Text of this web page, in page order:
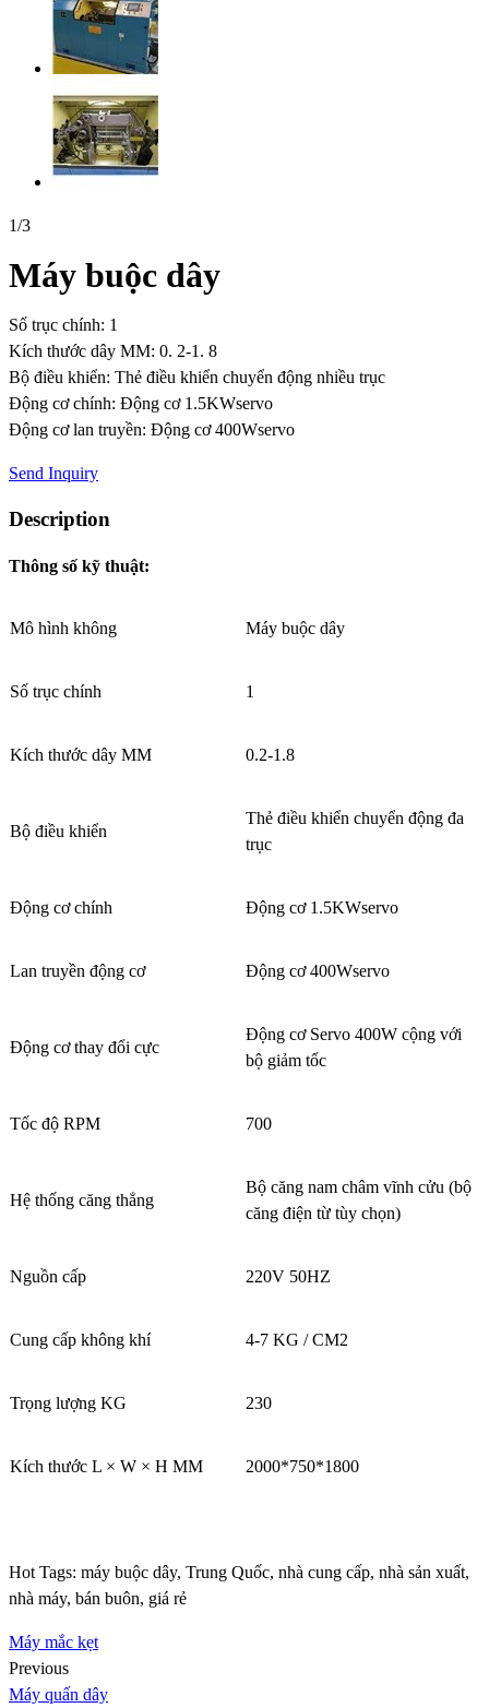
1/3
Máy buộc dây
Số trục chính: 1
Kích thước dây MM: 0. 2-1. 8
Bộ điều khiển: Thẻ điều khiển chuyển động nhiều trục
Động cơ chính: Động cơ 1.5KWservo
Động cơ lan truyền: Động cơ 400Wservo
Send Inquiry
Description
Thông số kỹ thuật:
Mô hình không Máy buộc dây
Số trục chính 1
Kích thước dây MM 0.2-1.8
Bộ điều khiển
Thẻ điều khiển chuyển động đa
trục
Động cơ chính Động cơ 1.5KWservo
Lan truyền động cơ Động cơ 400Wservo
Động cơ thay đổi cực
Động cơ Servo 400W cộng với
bộ giảm tốc
Tốc độ RPM 700
Hệ thống căng thẳng
Bộ căng nam châm vĩnh cửu (bộ
căng điện từ tùy chọn)
Nguồn cấp 220V 50HZ
Cung cấp không khí 4-7 KG / CM2
Trọng lượng KG 230
Kích thước L × W × H MM 2000*750*1800
Hot Tags: máy buộc dây, Trung Quốc, nhà cung cấp, nhà sản xuất,
nhà máy, bán buôn, giá rẻ
Máy mắc kẹt
Previous
Máy quấn dây